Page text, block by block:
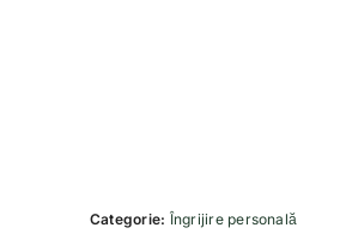
Categorie: Îngrijire personală